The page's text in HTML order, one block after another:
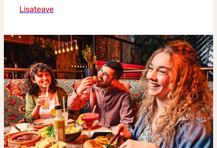
Lisateave